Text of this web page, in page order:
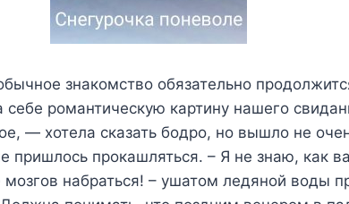
знакомство обязательно
себе романтическую картину нашего
— хотела сказать бодро, но вышло не
пришлось прокашляться. – Я не знаю, как
набраться! – ушатом ледяной воды